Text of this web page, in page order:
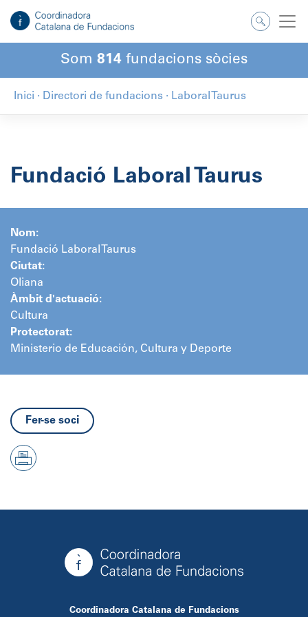
contingut
Som 814 fundacions sòcies
Inici · Directori de fundacions · Laboral Taurus
Fundació Laboral Taurus
Nom:
Fundació Laboral Taurus
Ciutat:
Oliana
Àmbit d'actuació:
Cultura
Protectorat:
Ministerio de Educación, Cultura y Deporte
Fer-se soci
Coordinadora Catalana de Fundacions